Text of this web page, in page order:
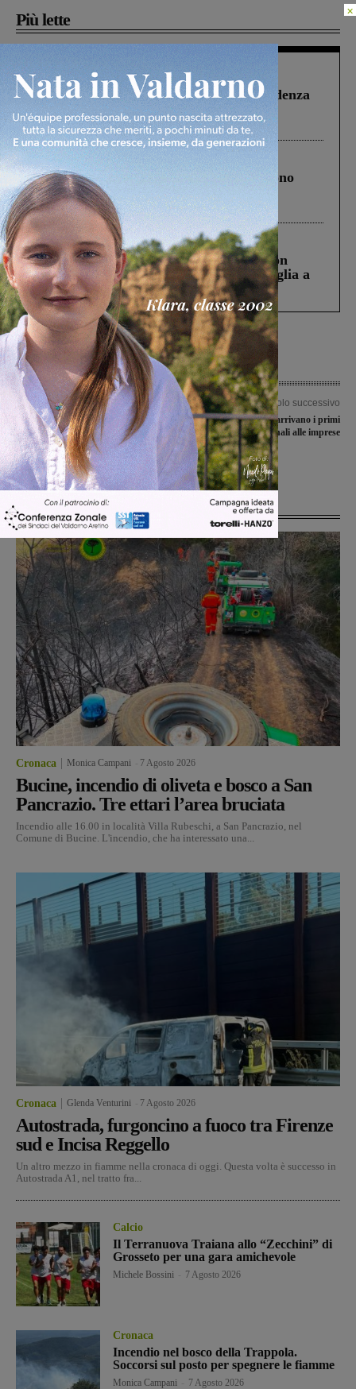
Più lette
Figline Incisa Valdarno 1 Agosto 2026
Piscina di Figline finanziata oltre la scadenza
Pnrr, il gruppo di Fratelli d’Italia: “Un
ringraziamento al Governo”
Cronaca 4 Agosto 2026
Un anno fa la strage in A1 in cui morirono
Gianni, Giulia e Franco. Lo schianto, il
processo, lo stop ai sorpassi fra tir....
Cronaca 3 Agosto 2026
Scomparso da una struttura di Castiglion
Fiorentino l’uomo che aveva ucciso la figlia a
Levane nel 2020
Articolo precedente
Ecco come sarà il nuovo servizio
mensa unificato. La Giunta: “Una
rivoluzione, verranno modificate
anche le fasce Isee”
Articolo successivo
Danni del maltempo, arrivano i primi
aiuti regionali alle imprese
Ultime Notizie
Cronaca Monica Campani 7 Agosto 2026
Bucine, incendio di oliveta e bosco a San
Pancrazio. Tre ettari l’area bruciata
Incendio alle 16.00 in località Villa Rubeschi, a San Pancrazio, nel
Comune di Bucine. L'incendio, che ha interessato una...
Cronaca Glenda Venturini 7 Agosto 2026
Autostrada, furgoncino a fuoco tra Firenze
sud e Incisa Reggello
Un altro mezzo in fiamme nella cronaca di oggi. Questa volta è successo in
Autostrada A1, nel tratto fra...
Calcio
Il Terranuova Traiana allo “Zecchini” di
Grosseto per una gara amichevole
Michele Bossini 7 Agosto 2026
Cronaca
Incendio nel bosco della Trappola.
Soccorsi sul posto per spegnere le fiamme
Monica Campani 7 Agosto 2026
×